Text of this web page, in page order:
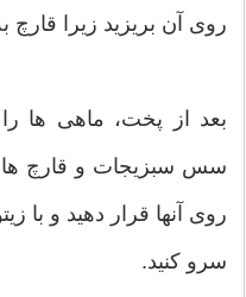
روی آن بريزيد زيرا
بعد از پخت، ماهی ها
سس سبزيجات و قارچ های
روی آنها قرار دهید و با
سرو كنيد.